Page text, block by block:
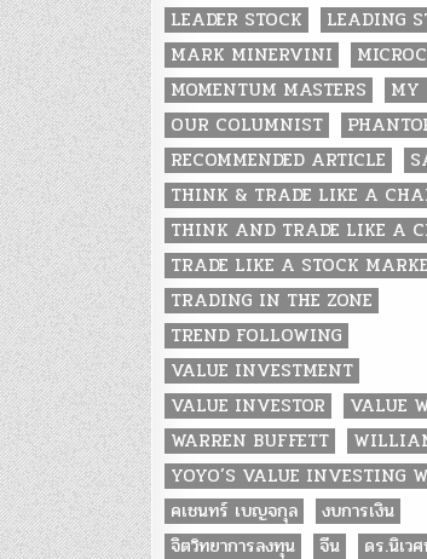
LEADER STOCK
LEADING
MARK MINERVINI
MOMENTUM MASTERS
MY
OUR COLUMNIST
RECOMMENDED ARTICLE
THINK & TRADE LIKE A
THINK AND TRADE LIKE A
TRADE LIKE A STOCK
TRADING IN THE ZONE
TREND FOLLOWING
VALUE INVESTMENT
VALUE INVESTOR
VALUE
WARREN BUFFETT
YOYO’S VALUE INVESTING
คเชนทร์ เบญจกุล
งบการเงิน
จิตวิทยาการลงทุน
จีน ดร.นิเว